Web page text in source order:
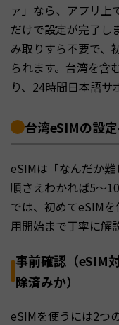
ァ 」なら、アプリ上
だけで設定が完了し
み取りすら不要で、
られます。台湾を含
り、24時間日本語サ
台湾eSIMの設
eSIMは「なんだか
順さえわかれば5〜
では、初めてeSIM
用開始まで丁寧に解
事前確認（eSIM
除済みか）
eSIMを使うには2つ